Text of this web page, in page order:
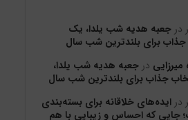
در جعبه هدیه شب یلدا، یک
جذاب برای بلندترین شب سال
میرزایی در جعبه هدیه شب یلدا،
جذاب برای بلندترین شب سال
در ایده‌های خلاقانه برای بسته‌بندی
جایی که احساس و زیبایی با هم